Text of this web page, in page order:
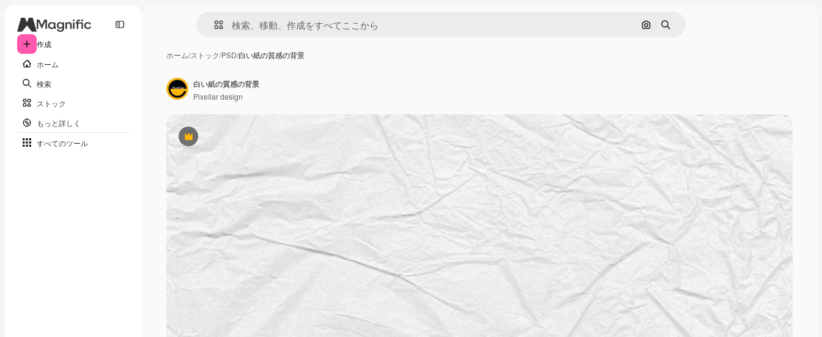
作成
ホーム
検索
ストック
もっと詳しく
すべてのツール
画像で検索
検索
ホーム/ストック/PSD/白い紙の質感の背景
Premium
白い紙の質感の背景
Pixellar design